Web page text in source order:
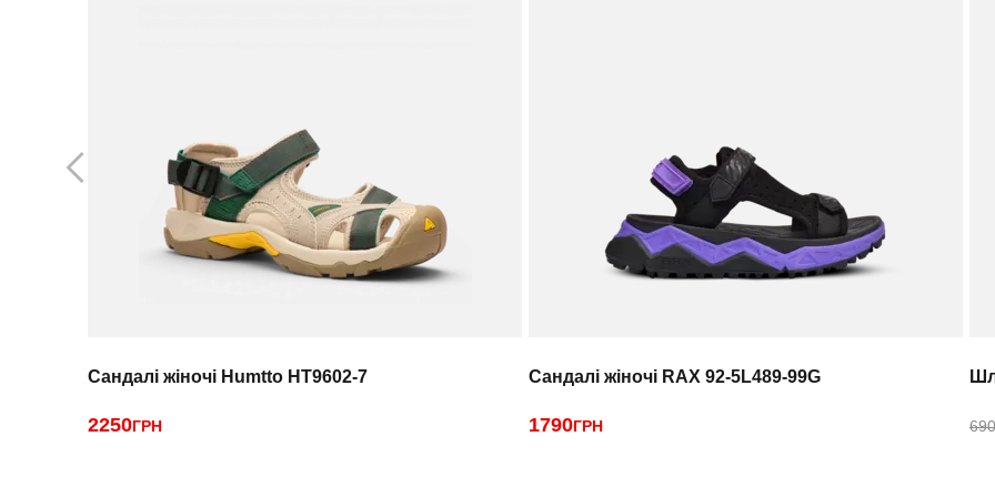
Сандалі жіночі Humtto HT9602-7
2250ГРН
Сандалі жіночі RAX 92-5L489-99G
1790ГРН